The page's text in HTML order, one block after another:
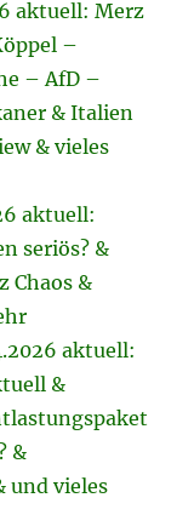
aktuell: Merz
–
– AfD –
& Italien
& vieles
aktuell:
seriös? &
Chaos &
aktuell:
&
&
und vieles